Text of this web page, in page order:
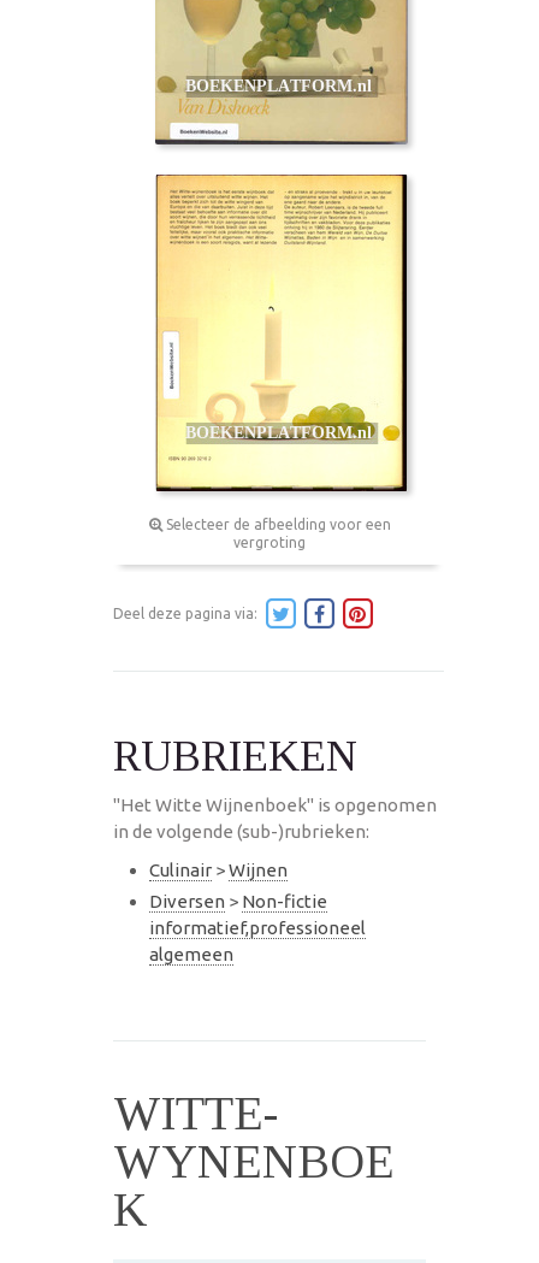
Selecteer de afbeelding voor een
vergroting
Deel deze pagina via:
RUBRIEKEN
"Het Witte Wijnenboek" is opgenomen
in de volgende (sub-)rubrieken:
Culinair >Wijnen
Diversen > Non-fictie
informatief,professioneel
algemeen
WITTE-
WYNENBOE
K